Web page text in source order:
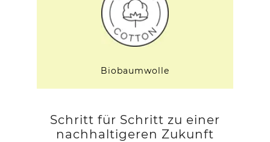
Biobaumwolle
Schritt für Schritt zu einer
nachhaltigeren Zukunft